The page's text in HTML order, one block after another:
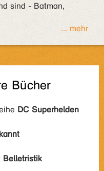
sind - Batman,
... mehr
Bücher
DC Superhelden
Belletristik